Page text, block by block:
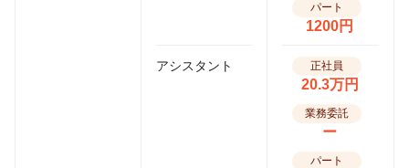
パート
1200円
アシスタント 正社員
20.3万円
業務委託
ー
パート